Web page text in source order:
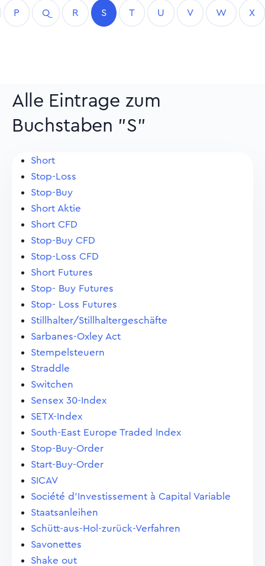
P Q R S T U V W X
Alle Eintrage zum
Buchstaben "S"
Short
Stop-Loss
Stop-Buy
Short Aktie
Short CFD
Stop-Buy CFD
Stop-Loss CFD
Short Futures
Stop- Buy Futures
Stop- Loss Futures
Stillhalter/Stillhaltergeschäfte
Sarbanes-Oxley Act
Stempelsteuern
Straddle
Switchen
Sensex 30-Index
SETX-Index
South-East Europe Traded Index
Stop-Buy-Order
Start-Buy-Order
SICAV
Société d'Investissement à Capital Variable
Staatsanleihen
Schütt-aus-Hol-zurück-Verfahren
Savonettes
Shake out